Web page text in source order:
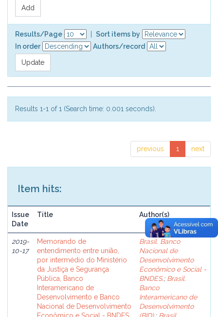
Results/Page
Sort items by
In order
Authors/record
Results 1-1 of 1 (Search time: 0.001 seconds).
previous 1 next
Item hits:
Issue
Date
Title Author(s)
2019-
10-17
Memorando de
entendimento entre união,
por intermédio do Ministério
da Justiça e Segurança
Pública, Banco
Interamericano de
Desenvolvimento e Banco
Nacional de Desenvolvimento
Brasil. Banco
Nacional de
Desenvolvimento
Econômico e Social -
BNDES.; Brasil.
Banco
Interamericano de
Desenvolvimento